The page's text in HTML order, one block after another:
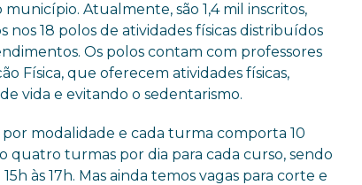
Atualmente, são 1,4 mil inscritos,
nos 18 polos de atividades físicas distribuídos
Os polos contam com professores
Física, que oferecem atividades físicas,
vida e evitando o sedentarismo.
por modalidade e cada turma comporta 10
quatro turmas por dia para cada curso, sendo
15h às 17h. Mas ainda temos vagas para corte e